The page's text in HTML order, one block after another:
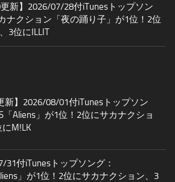
更新】2026/07/28付iTunesトップソン
ナクション「夜の踊り子」が1位！2位
3位にILLIT
新】2026/08/01付iTunesトップソン
「Aliens」が1位！2位にサカナクショ
M!LK
31付iTunesトップソング：
」が1位！2位にサカナクション、3